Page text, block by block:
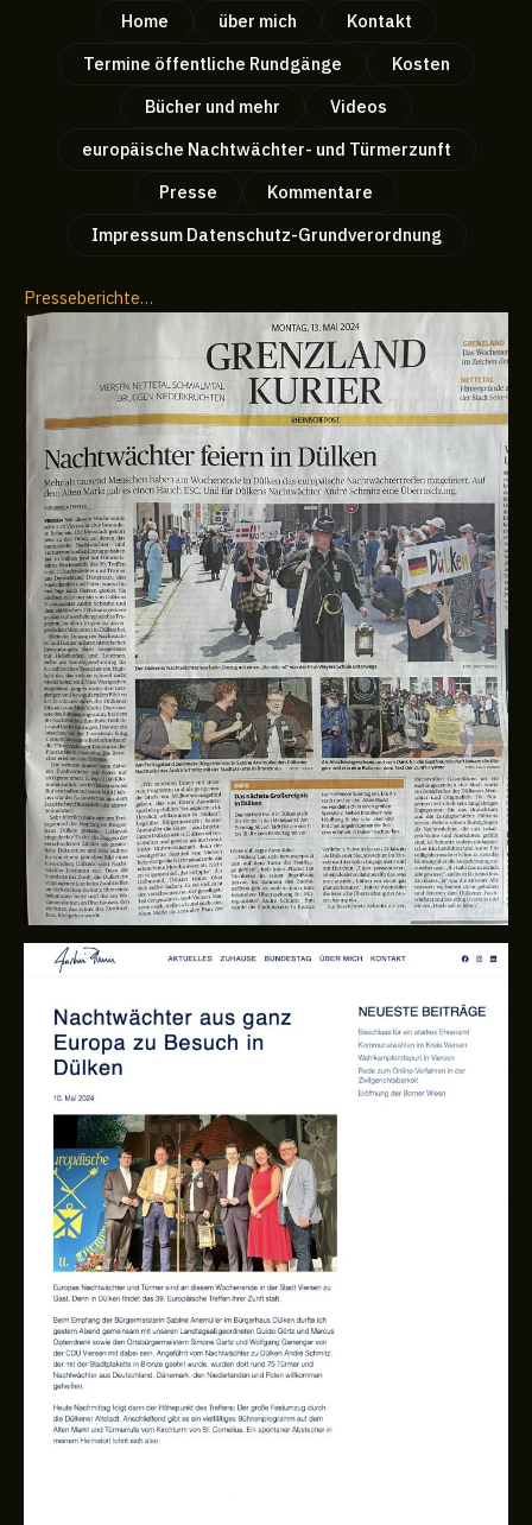
Home über mich
Kontakt
Termine öffentliche Rundgänge
Kosten
Bücher und mehr
Videos
europäische Nachtwächter- und Türmerzunft
Presse
Kommentare
Impressum Datenschutz-Grundverordnung
Presseberichte…